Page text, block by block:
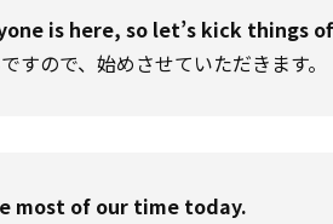
is here, so let’s kick things
すので、始めさせていただきます。
most of our time today.